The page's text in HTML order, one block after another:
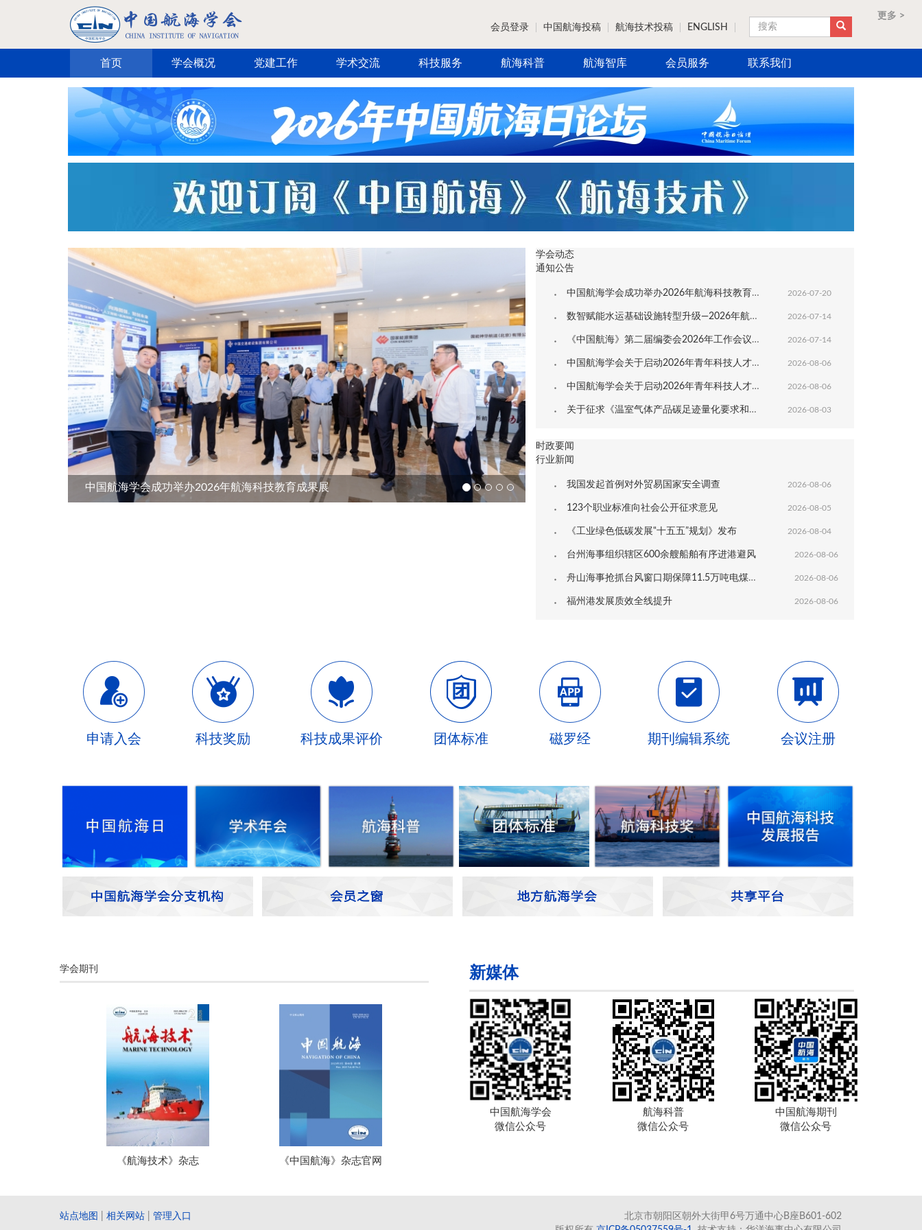
会员登录 中国航海投稿 航海技术投稿 ENGLISH
搜索
首页 学会概况 党建工作 学术交流 科技服务 航海科普 航海智库 会员服务 联系我们
中国航海学会成功举办2026年航海科技教育成果展
学会动态
通知公告
中国航海学会成功举办2026年航海科技教育成果展 2026-07-20
数智赋能水运基础设施转型升级—2026年航运新质生产力发展研讨会在扬州成功举办 2026-07-14
《中国航海》第二届编委会2026年工作会议在扬州圆满召开 2026-07-14
更多 >
中国航海学会关于启动2026年青年科技人才培育工程博士生专项计划的通知 2026-08-06
中国航海学会关于启动2026年青年科技人才培育工程工程师专项计划的通知 2026-08-06
关于征求《温室气体产品碳足迹量化要求和指南港口生产服务》团体标准意见的通知 2026-08-03
更多 >
时政要闻
行业新闻
我国发起首例对外贸易国家安全调查 2026-08-06
123个职业标准向社会公开征求意见 2026-08-05
《工业绿色低碳发展“十五五”规划》发布 2026-08-04
更多 >
台州海事组织辖区600余艘船舶有序进港避风 2026-08-06
舟山海事抢抓台风窗口期保障11.5万吨电煤抢卸 2026-08-06
福州港发展质效全线提升 2026-08-06
更多 >
申请入会 科技奖励 科技成果评价 团体标准 磁罗经 期刊编辑系统 会议注册
学会期刊
《航海技术》杂志 《中国航海》杂志官网
新媒体
中国航海学会
微信公众号
航海科普
微信公众号
中国航海期刊
微信公众号
站点地图 相关网站 管理入口
北京市朝阳区朝外大街甲6号万通中心B座B601-602